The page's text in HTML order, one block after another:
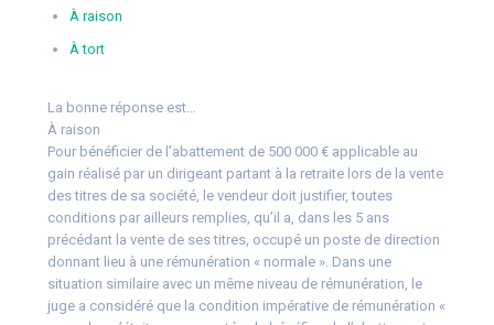
À raison
À tort
La bonne réponse est…
À raison
Pour bénéficier de l’abattement de 500 000 € applicable au
gain réalisé par un dirigeant partant à la retraite lors de la vente
des titres de sa société, le vendeur doit justifier, toutes
conditions par ailleurs remplies, qu’il a, dans les 5 ans
précédant la vente de ses titres, occupé un poste de direction
donnant lieu à une rémunération « normale ». Dans une
situation similaire avec un même niveau de rémunération, le
juge a considéré que la condition impérative de rémunération «